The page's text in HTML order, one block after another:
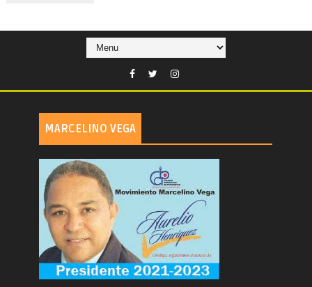
MARCELINO VEGA